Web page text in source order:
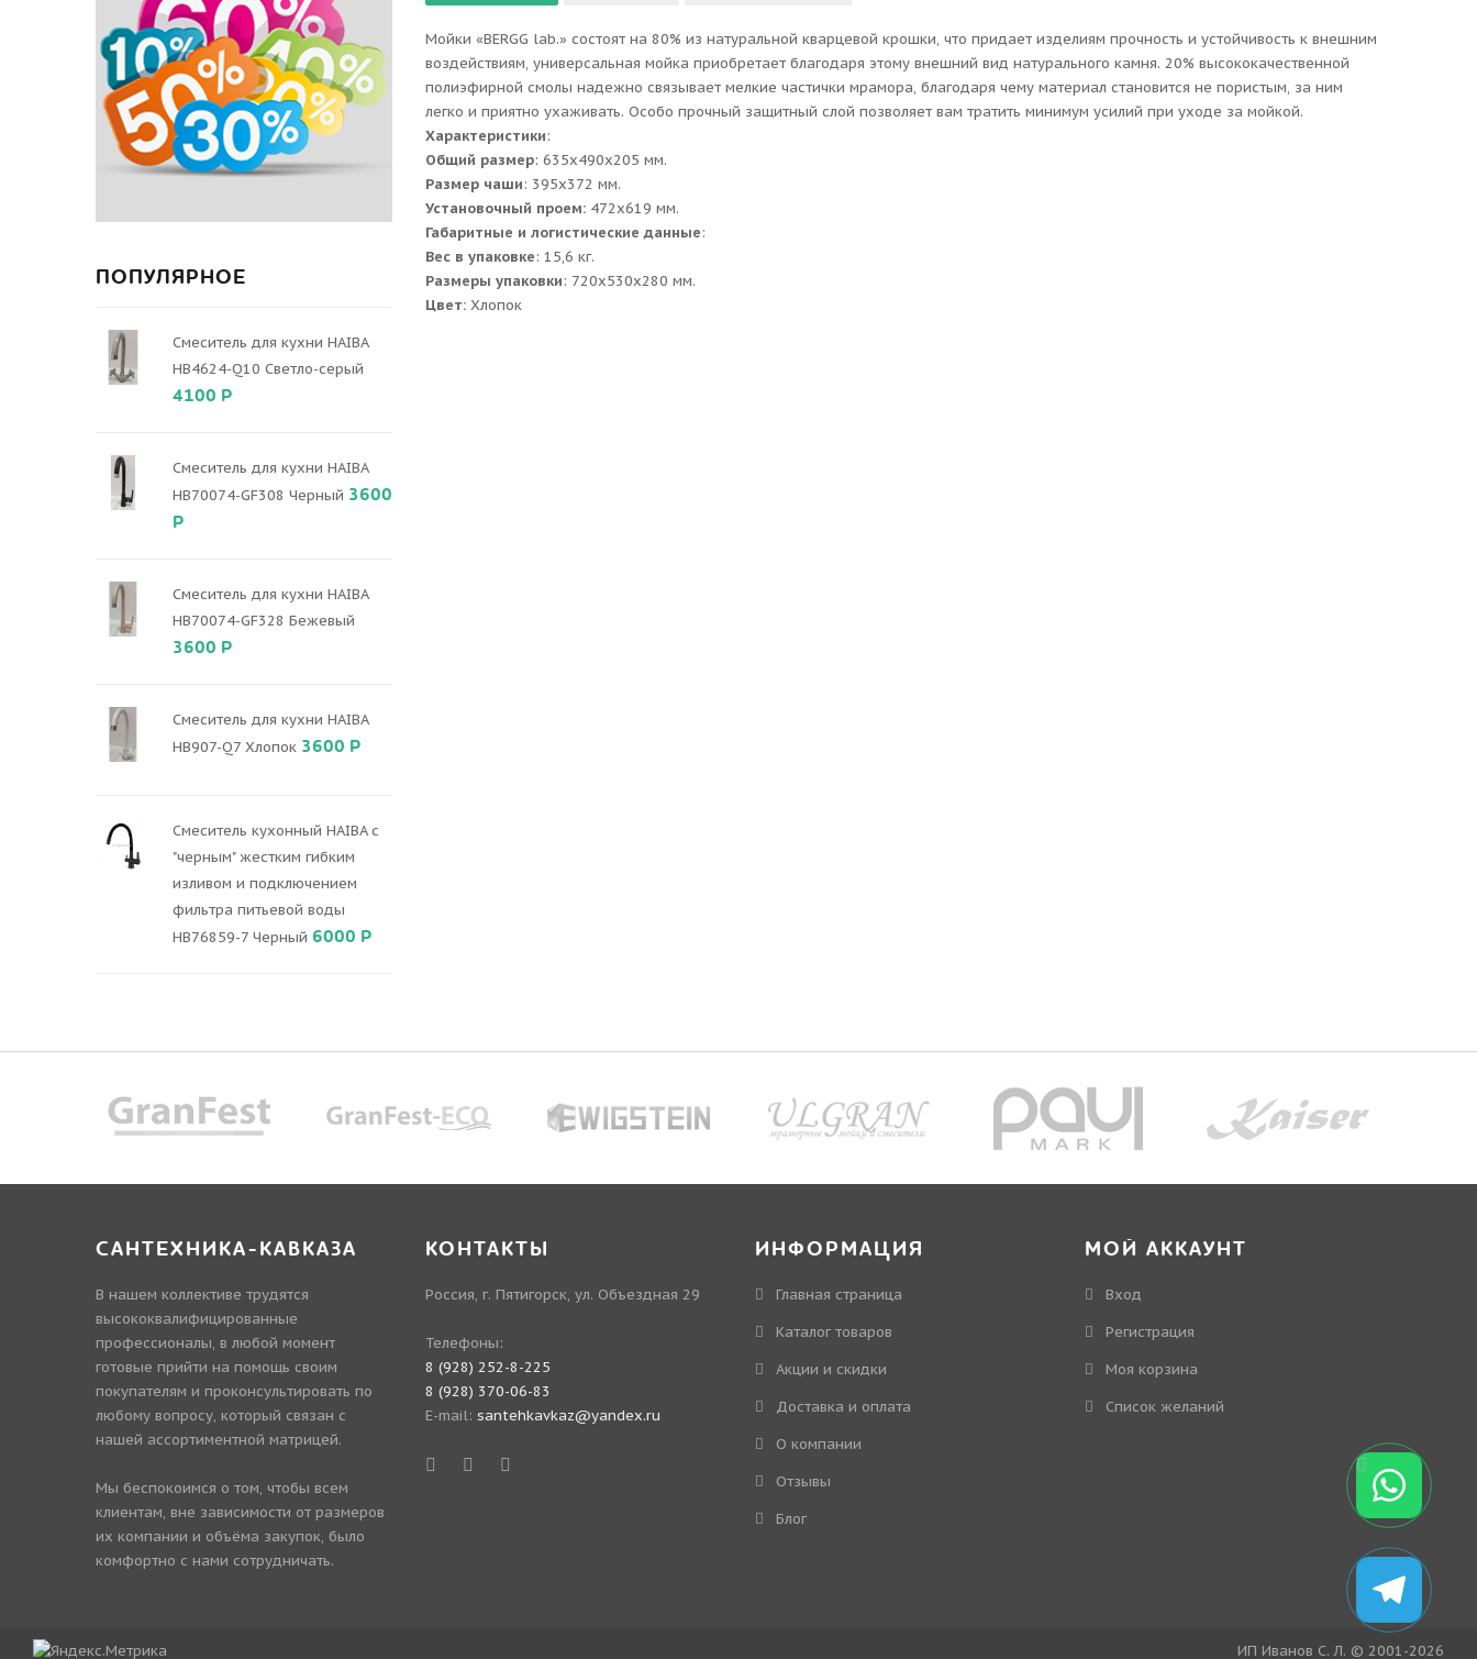
Мойки «BERGG lab.» состоят на 80% из натуральной кварцевой крошки, что придает изделиям прочность и устойчивость к внешним
воздействиям, универсальная мойка приобретает благодаря этому внешний вид натурального камня. 20% высококачественной
полиэфирной смолы надежно связывает мелкие частички мрамора, благодаря чему материал становится не пористым, за ним
легко и приятно ухаживать. Особо прочный защитный слой позволяет вам тратить минимум усилий при уходе за мойкой.
Характеристики:
Общий размер: 635x490x205 мм.
Размер чаши: 395х372 мм.
Установочный проем: 472x619 мм.
Габаритные и логистические данные:
Вес в упаковке: 15,6 кг.
Размеры упаковки: 720x530x280 мм.
Цвет:Хлопок
ПОПУЛЯРНОЕ
Смеситель для кухни HAIBA
HB4624-Q10 Светло-серый
4100 Р
Смеситель для кухни HAIBA
HB70074-GF308 Черный 3600
Р
Смеситель для кухни HAIBA
HB70074-GF328 Бежевый
3600 Р
Смеситель для кухни HAIBA
HB907-Q7 Хлопок 3600 Р
Смеситель кухонный HAIBA с
"черным" жестким гибким
изливом и подключением
фильтра питьевой воды
HB76859-7 Черный 6000 Р
САНТЕХНИКА-КАВКАЗА
В нашем коллективе трудятся
высококвалифицированные
профессионалы, в любой момент
готовые прийти на помощь своим
покупателям и проконсультировать по
любому вопросу, который связан с
нашей ассортиментной матрицей.
Мы беспокоимся о том, чтобы всем
клиентам, вне зависимости от размеров
их компании и объёма закупок, было
комфортно с нами сотрудничать.
КОНТАКТЫ
Россия, г. Пятигорск, ул. Объездная 29
Телефоны:
8 (928) 252-8-225
8 (928) 370-06-83
E-mail: santehkavkaz@yandex.ru
ИНФОРМАЦИЯ
Главная страница
Каталог товаров
Акции и скидки
Доставка и оплата
О компании
Отзывы
Блог
МОЙ АККАУНТ
Вход
Регистрация
Моя корзина
Cписок желаний
ИП Иванов С. Л. © 2001-2026